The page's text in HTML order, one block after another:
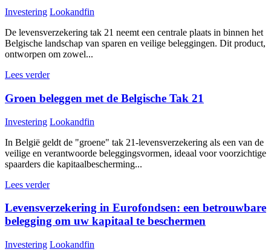
Investering Lookandfin
De levensverzekering tak 21 neemt een centrale plaats in binnen het
Belgische landschap van sparen en veilige beleggingen. Dit product,
ontworpen om zowel...
Lees verder
Groen beleggen met de Belgische Tak 21
Investering Lookandfin
In België geldt de "groene" tak 21-levensverzekering als een van de
veilige en verantwoorde beleggingsvormen, ideaal voor voorzichtige
spaarders die kapitaalbescherming...
Lees verder
Levensverzekering in Eurofondsen: een betrouwbare
belegging om uw kapitaal te beschermen
Investering Lookandfin